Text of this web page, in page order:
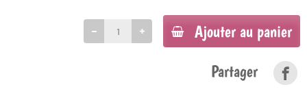
Ajouter au panier
Partager